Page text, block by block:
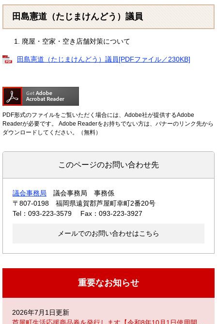
田島憲道（たじまけんどう）議員
廃屋・空家・空き店舗対策について
田島憲道（たじまけんどう）議員[PDFファイル／230KB]
PDF形式のファイルをご覧いただく場合には、Adobe社が提供するAdobe
Readerが必要です。
Adobe Readerをお持ちでない方は、バナーのリンク先から
ダウンロードしてください。（無料）
このページのお問い合わせ先
議会事務局
議会事務局 事務係
〒807-0198
福岡県遠賀郡芦屋町幸町2番20号
Tel：093-223-3579
Fax：093-223-3927
メールでのお問い合わせはこちら
重要なお知らせ
2026年7月1日更新
芦屋町生活応援商品券を発行します【令和8年10月1日使用開